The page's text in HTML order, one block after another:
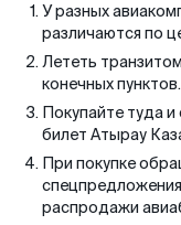
У разных
различаются по
Лететь
конечных пунктов.
Покупайте туда
билет Атырау
При покупке
распродажи